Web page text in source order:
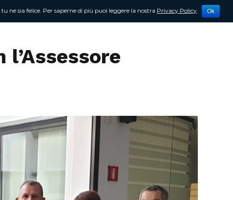
Attività Newsletter Contattami
ne sia felice. Per saperne di più puoi leggere la nostra Privacy Policy Ok